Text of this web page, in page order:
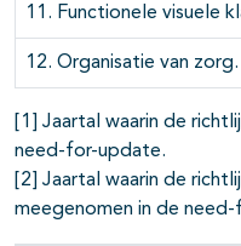
11. Functionele visuele
12. Organisatie van zorg.
[1] Jaartal waarin de
need-for-update.
[2] Jaartal waarin de
meegenomen in de